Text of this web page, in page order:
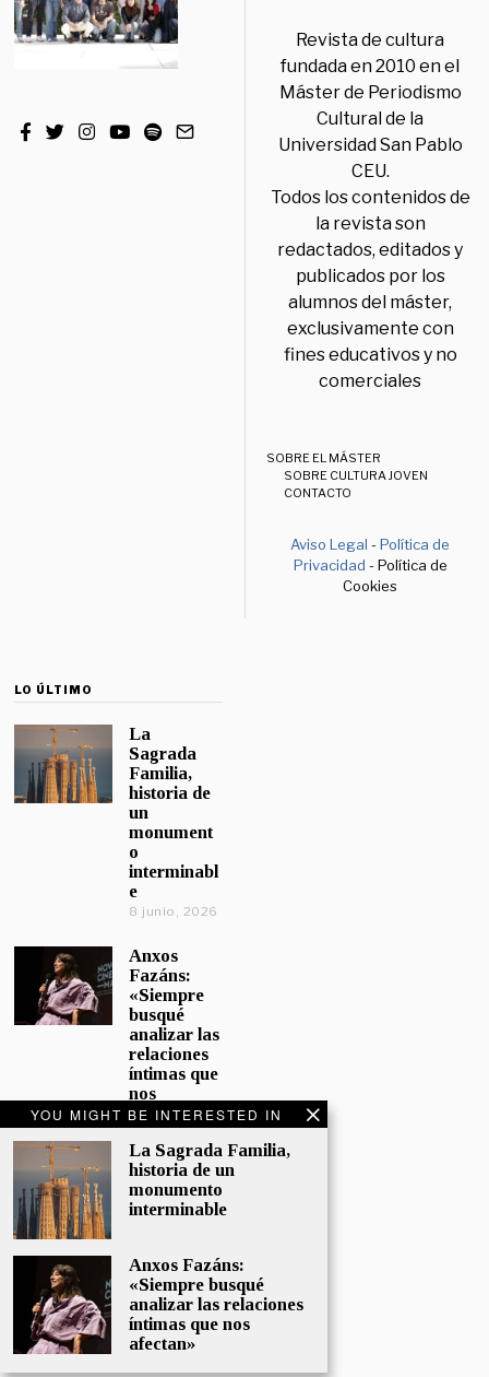
YOU MIGHT BE INTERESTED IN
La Sagrada Familia,
historia de un
monumento
interminable
Anxos Fazáns:
«Siempre busqué
analizar las relaciones
íntimas que nos
afectan»
Revista de cultura
fundada en 2010 en el
Máster de Periodismo
Cultural de la
Universidad San Pablo
CEU.
Todos los contenidos de
la revista son
redactados, editados y
publicados por los
alumnos del máster,
exclusivamente con
fines educativos y no
comerciales
SOBRE EL MÁSTER
SOBRE CULTURA JOVEN
CONTACTO
Aviso Legal -Política de
Privacidad - Política de
Cookies
LO ÚLTIMO
La
Sagrada
Familia,
historia de
un
monument
o
interminabl
e
8 junio, 2026
Anxos
Fazáns:
«Siempre
busqué
analizar las
relaciones
íntimas que
nos
afectan»
5 junio, 2026
El hijo de la
cómica, el
homenaje
Sacristán a
Fernán
Gómez
28 mayo,
2026